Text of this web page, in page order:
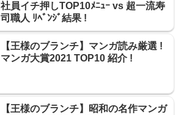
社員イチ押しTOP10ﾒﾆｭｰ vs 超一流寿
司職人 ﾘﾍﾞﾝｼﾞ結果 !
【王様のブランチ】マンガ読み厳選 !
マンガ大賞2021 TOP10 紹介 !
【王様のブランチ】昭和の名作マンガ